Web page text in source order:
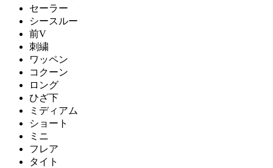
セーラー
シースルー
前V
刺繍
ワッペン
コクーン
ロング
ひざ下
ミディアム
ショート
ミニ
フレア
タイト